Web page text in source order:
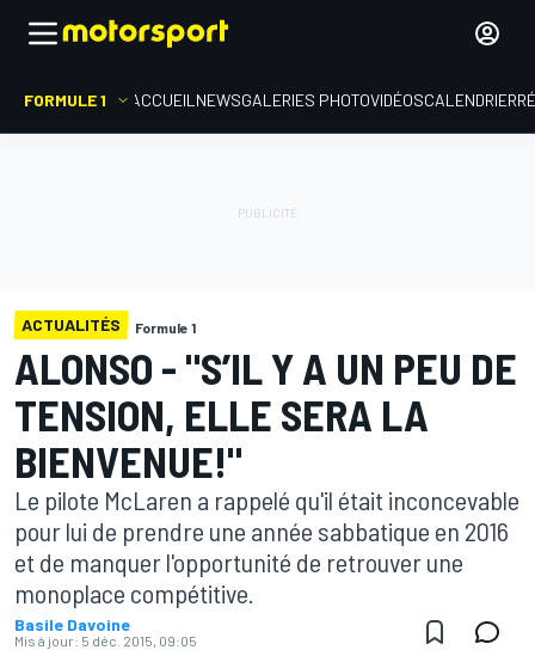
FORMULE 1 ACCUEIL NEWSGALERIES PHOTOVIDÉOSCALENDRIER
ACTUALITÉS Formule 1
ALONSO - "S’IL Y A UN PEU DE
TENSION, ELLE SERA LA
BIENVENUE!"
Le pilote McLaren a rappelé qu'il était inconcevable
pour lui de prendre une année sabbatique en 2016
et de manquer l'opportunité de retrouver une
monoplace compétitive.
Basile Davoine
Mis à jour: 5 déc. 2015, 09:05